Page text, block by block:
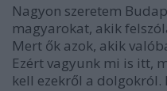
Nagyon szeretem
magyarokat, akik
Mert ők azok, akik
Ezért vagyunk mi is itt,
kell ezekről a